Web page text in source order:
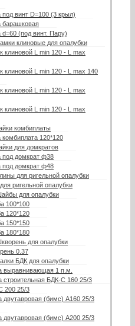
под винт D=100 (3 крыл)
барашковая
d=60 (под винт. Пару)
клиновые для опалубки
клиновой L min 120 - L max
клиновой L min 120 - L max 140
клиновой L min 120 - L max
клиновой L min 120 - L max
комбиплаты
комбиплата 120*120
для домкратов
под домкрат ф38
под домкрат ф48
для ригельной опалубки
ригельной опалубки
для опалубки
100*100
120*120
150*150
180*180
для опалубки
0.37
БДК для опалубки
выравнивающая 1 п.м.
строительная БДК-С 160 25/3
200 25/3
двутавровая (бимс) А160 25/3
двутавровая (бимс) А200 25/3